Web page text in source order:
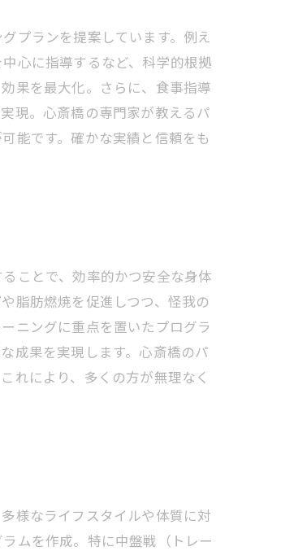
プランを提案しています。例え
心に指導するなど、科学的根拠
果を最大化。さらに、食事指導
現。心斎橋の専門家が教えるパ
能です。確かな実績と信頼をも
ことで、効率的かつ安全な身体
脂肪燃焼を促進しつつ、怪我の
ニングに重点を置いたプログラ
成果を実現します。心斎橋のパ
れにより、多くの方が無理なく
様なライフスタイルや体質に対
ムを作成。特に中盤戦（トレー